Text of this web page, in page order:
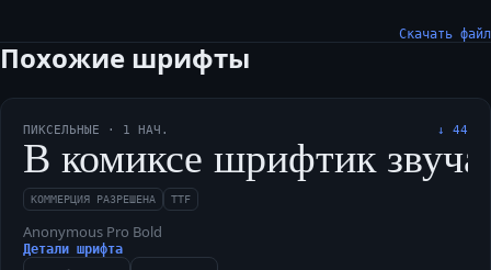
Скачать файл
Похожие шрифты
ПИКСЕЛЬНЫЕ · 1 НАЧ. ↓ 44
В комиксе шрифтик
КОММЕРЦИЯ РАЗРЕШЕНА TTF
Anonymous Pro Bold
Детали шрифта